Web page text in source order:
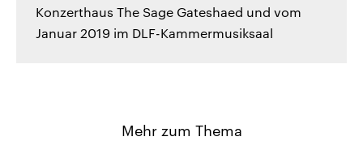
Konzerthaus The Sage Gateshaed und vom
Januar 2019 im DLF-Kammermusiksaal
Mehr zum Thema